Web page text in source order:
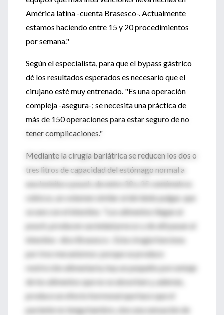
América latina -cuenta Brasesco-. Actualmente
estamos haciendo entre 15 y 20 procedimientos
por semana."
Según el especialista, para que el bypass gástrico
dé los resultados esperados es necesario que el
cirujano esté muy entrenado. "Es una operación
compleja -asegura-; se necesita una práctica de
más de 150 operaciones para estar seguro de no
tener complicaciones."
Mediante la cirugía bariátrica se reducen los dos o
tres litros de capacidad del estómago normal a
una bolsita o pouch, de entre 20 y 25 centímetros
cúbicos, un volumen similar al del dedo pulgar, que
se une con el intestino. "Los alimentos llegan al
pouch, producen saciedad precoz y de allí pasan al
intestino -dice Brasesco-. Esta cirugía funciona
por tres mecanismos: porque se produce
restricción alimentaria, hay un pequeño porcentaje
de los alimentos que no se absorben y, además,
produce un efecto hormonal que hace que el
paciente no tenga hambre, sino una sensación de